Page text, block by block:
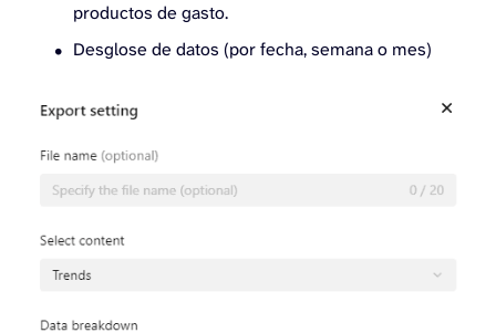
productos de gasto.
Desglose de datos (por fecha, semana o mes)